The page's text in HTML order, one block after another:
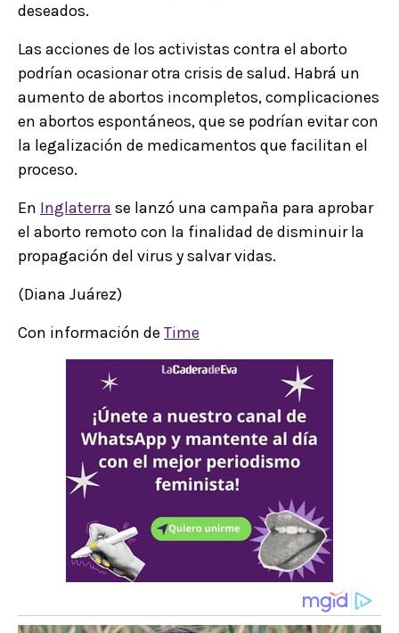
deseados.
Las acciones de los activistas contra el aborto
podrían ocasionar otra crisis de salud. Habrá un
aumento de abortos incompletos, complicaciones
en abortos espontáneos, que se podrían evitar con
la legalización de medicamentos que facilitan el
proceso.
En Inglaterra se lanzó una campaña para aprobar
el aborto remoto con la finalidad de disminuir la
propagación del virus y salvar vidas.
(Diana Juárez)
Con información de Time